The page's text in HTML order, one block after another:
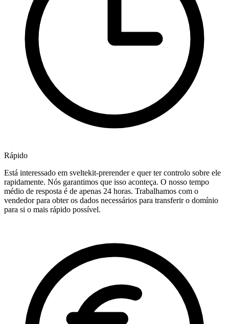
Rápido
Está interessado em sveltekit-prerender e quer ter controlo sobre ele
rapidamente. Nós garantimos que isso aconteça. O nosso tempo
médio de resposta é de apenas 24 horas. Trabalhamos com o
vendedor para obter os dados necessários para transferir o domínio
para si o mais rápido possível.